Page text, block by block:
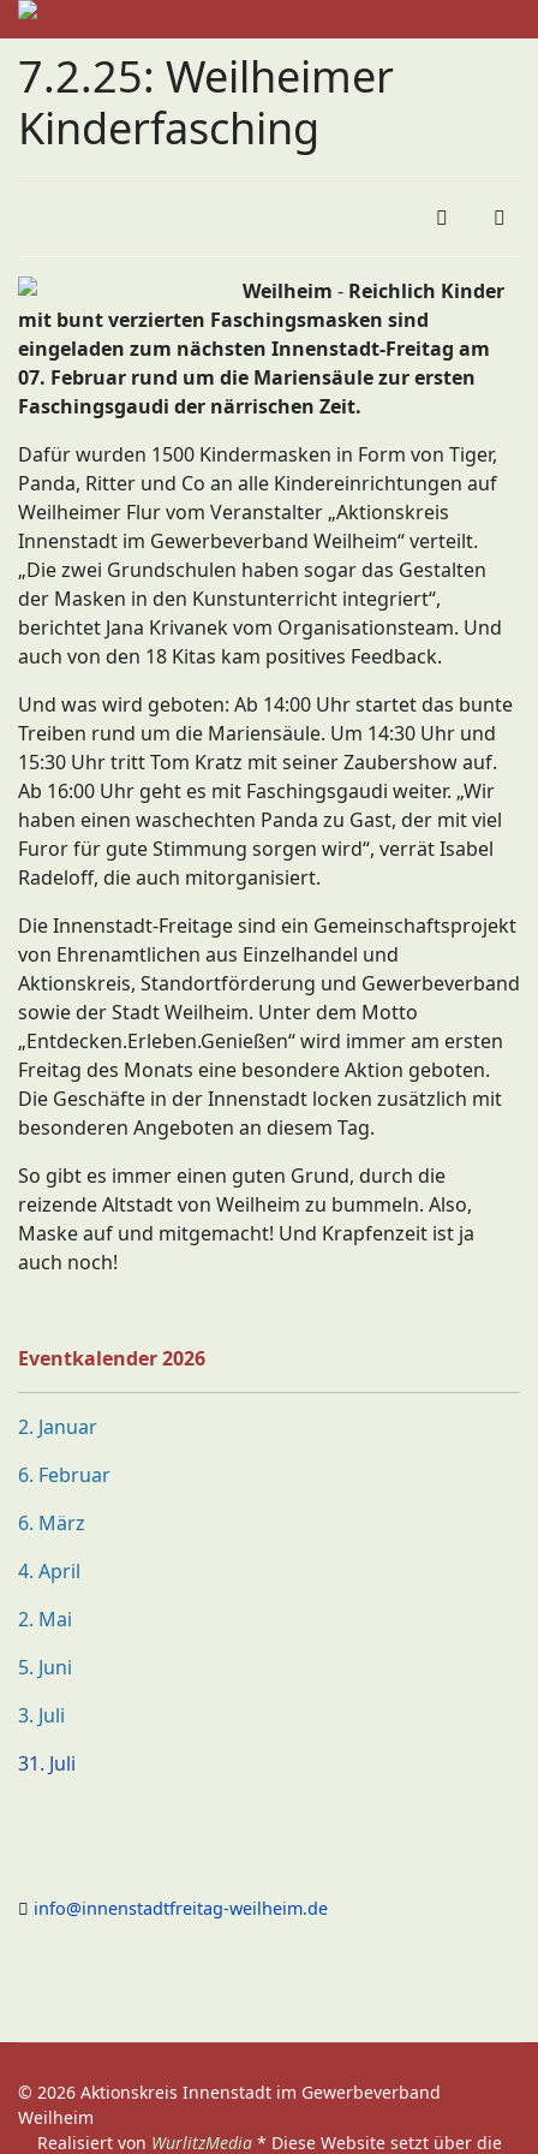
7.2.25: Weilheimer
Kinderfasching
Weilheim - Reichlich Kinder
mit bunt verzierten Faschingsmasken sind
eingeladen zum nächsten Innenstadt-Freitag am
07. Februar rund um die Mariensäule zur ersten
Faschingsgaudi der närrischen Zeit.
Dafür wurden 1500 Kindermasken in Form von Tiger,
Panda, Ritter und Co an alle Kindereinrichtungen auf
Weilheimer Flur vom Veranstalter „Aktionskreis
Innenstadt im Gewerbeverband Weilheim“ verteilt.
„Die zwei Grundschulen haben sogar das Gestalten
der Masken in den Kunstunterricht integriert“,
berichtet Jana Krivanek vom Organisationsteam. Und
auch von den 18 Kitas kam positives Feedback.
Und was wird geboten: Ab 14:00 Uhr startet das bunte
Treiben rund um die Mariensäule. Um 14:30 Uhr und
15:30 Uhr tritt Tom Kratz mit seiner Zaubershow auf.
Ab 16:00 Uhr geht es mit Faschingsgaudi weiter. „Wir
haben einen waschechten Panda zu Gast, der mit viel
Furor für gute Stimmung sorgen wird“, verrät Isabel
Radeloff, die auch mitorganisiert.
Die Innenstadt-Freitage sind ein Gemeinschaftsprojekt
von Ehrenamtlichen aus Einzelhandel und
Aktionskreis, Standortförderung und Gewerbeverband
sowie der Stadt Weilheim. Unter dem Motto
„Entdecken.Erleben.Genießen“ wird immer am ersten
Freitag des Monats eine besondere Aktion geboten.
Die Geschäfte in der Innenstadt locken zusätzlich mit
besonderen Angeboten an diesem Tag.
So gibt es immer einen guten Grund, durch die
reizende Altstadt von Weilheim zu bummeln. Also,
Maske auf und mitgemacht! Und Krapfenzeit ist ja
auch noch!
Eventkalender 2026
2. Januar
6. Februar
6. März
4. April
2. Mai
5. Juni
3. Juli
31. Juli
info@innenstadtfreitag-weilheim.de
© 2026 Aktionskreis Innenstadt im Gewerbeverband
Weilheim
Realisiert von WurlitzMedia * Diese Website setzt über die